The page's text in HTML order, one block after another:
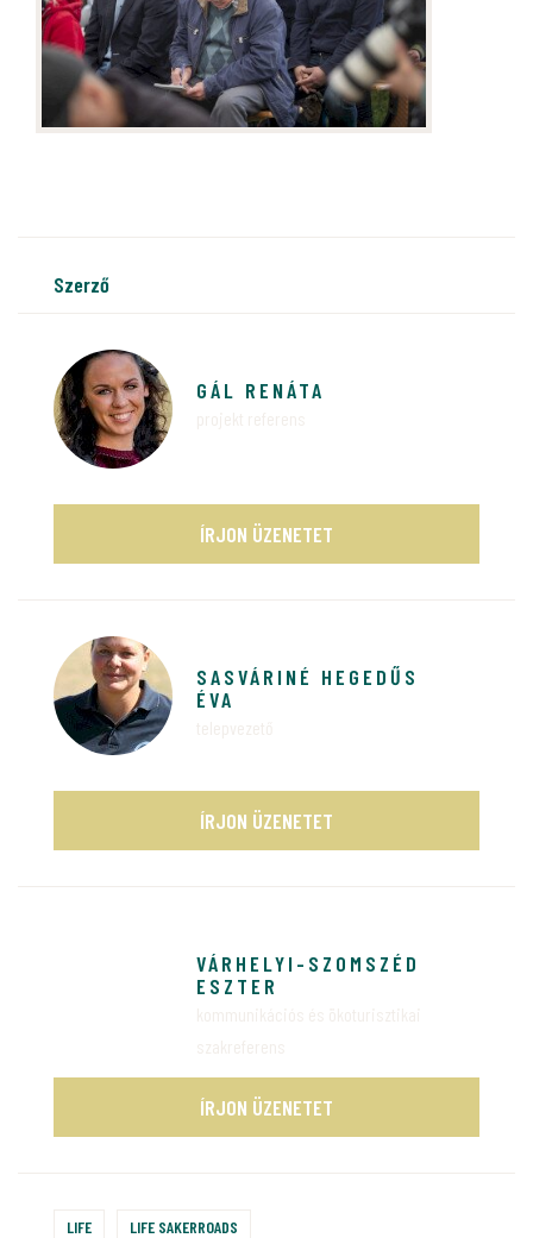
szerző
GÁL RENÁTA
ÍRJON ÜZENETET
SASVÁRINÉ HEGEDŰS
ÉVA
ÍRJON ÜZENETET
VÁRHELYI-SZOMSZÉD
ESZTER
ÍRJON ÜZENETET
LIFE LIFE SAKERROADS